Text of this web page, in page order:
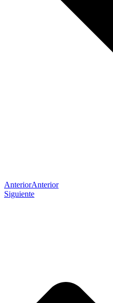
AnteriorAnterior
Siguiente